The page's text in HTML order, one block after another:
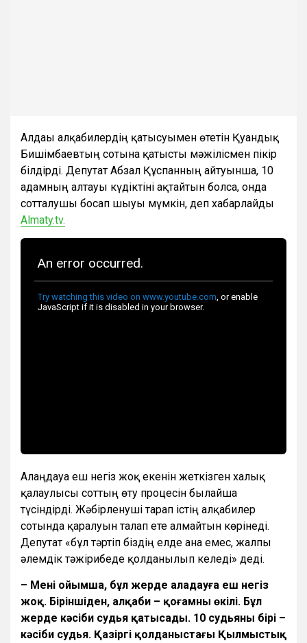
Алдағы алқабилердің қатысуымен өтетін Қуандық
Бишімбаевтың сотына қатысты мәжілісмен пікір
білдірді. Депутат Абзал Құспанның айтуынша, 10
адамның алтауы күдіктіні ақтайтын болса, онда
сотталушы босап шығуы мүмкін, деп хабарлайды
Almaty.tv.
Алаңдауға еш негіз жоқ екенін жеткізген халық
қалаулысы соттың өту процесін былайша
түсіндірді. Жәбірленуші тарап істің алқабилер
сотында қаралуын талап ете алмайтын көрінеді.
Депутат «бұл тәртіп біздің елде ғана емес, жалпы
әлемдік тәжірибеде қолданылып келеді» деді.
– Менің ойымша, бұл жерде алаңдауға еш негіз
жоқ. Біріншіден, алқаби – қоғамның өкілі. Бұл
жерде кәсіби судья қатысады. 10 судьяның бірі –
кәсіби судья. Қазіргі қолданыстағы Қылмыстық